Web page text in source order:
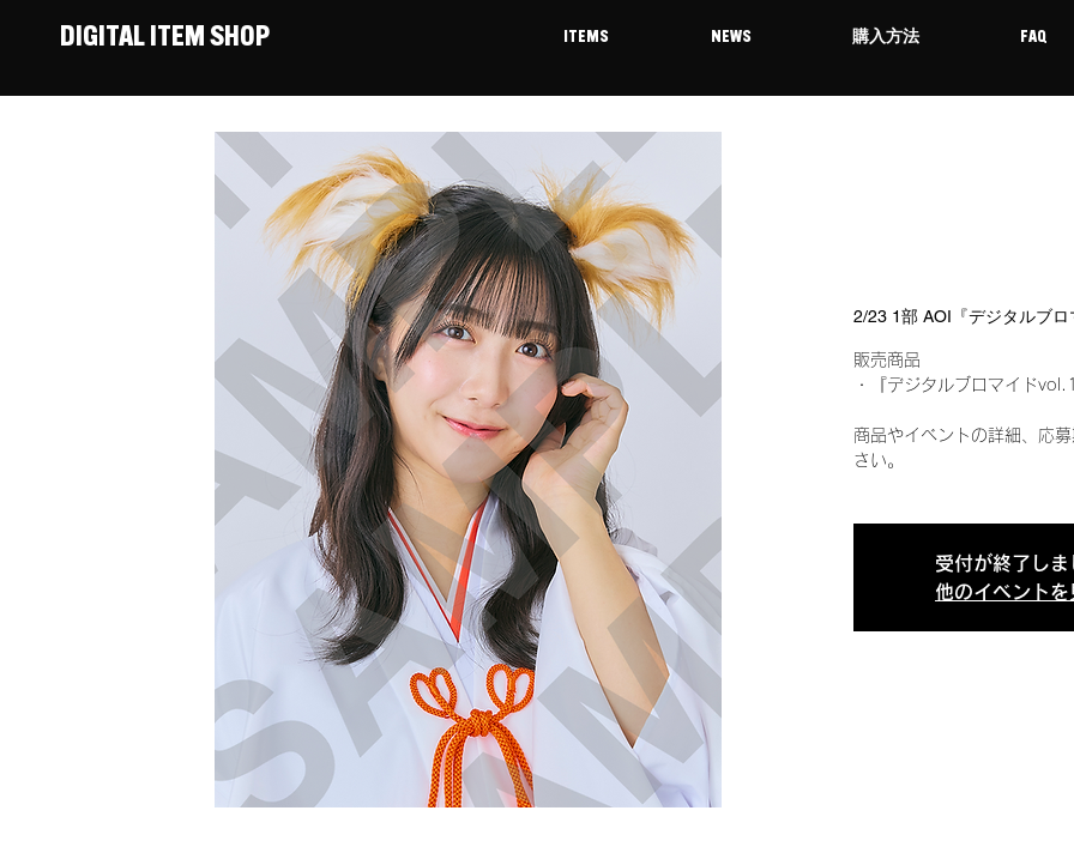
DIGITAL ITEM SHOP ITEMS NEWS 購入方法 FAQ
2/23 1部 AOI『デジタルブ
販売商品
・『デジタルブロマイド
商品やイベントの詳細、応
さい。
受付が終了しま
他のイベントを